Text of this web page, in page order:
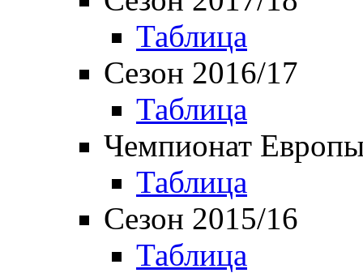
Таблица
Сезон 2016/17
Таблица
Чемпионат
Таблица
Сезон 2015/16
Таблица